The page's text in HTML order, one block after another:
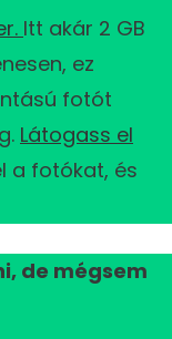
Itt akár 2 GB
ez
fotót
Látogass el
a fotókat, és
de mégsem